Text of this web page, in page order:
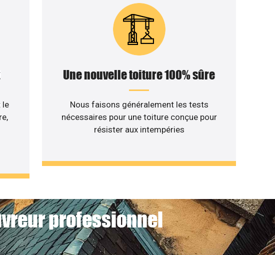
le
Une nouvelle toiture 100% sûre
Nous faisons généralement les tests
nécessaires pour une toiture conçue pour
résister aux intempéries
professionnel